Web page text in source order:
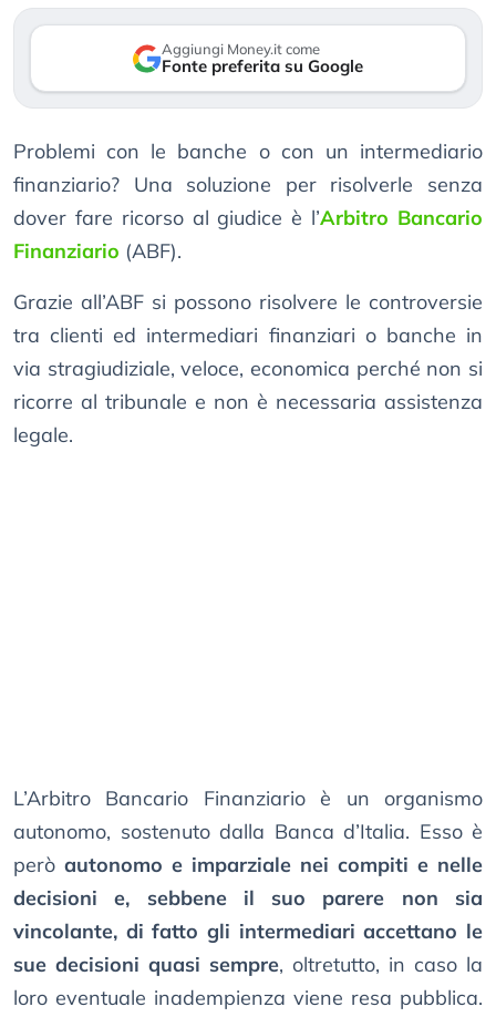
Aggiungi Money.it come
Fonte preferita su Google
Problemi con le banche o con un intermediario
finanziario? Una soluzione per risolverle senza
dover fare ricorso al giudice è l’Arbitro Bancario
Finanziario (ABF).
Grazie all’ABF si possono risolvere le controversie
tra clienti ed intermediari finanziari o banche in
via stragiudiziale, veloce, economica perché non si
ricorre al tribunale e non è necessaria assistenza
legale.
L’Arbitro Bancario Finanziario è un organismo
autonomo, sostenuto dalla Banca d’Italia. Esso è
però autonomo e imparziale nei compiti e nelle
decisioni e, sebbene il suo parere non sia
vincolante, di fatto gli intermediari accettano le
sue decisioni quasi sempre, oltretutto, in caso la
loro eventuale inadempienza viene resa pubblica.